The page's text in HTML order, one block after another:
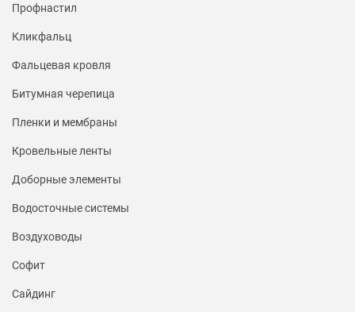
Профнастил
Кликфальц
Фальцевая кровля
Битумная черепица
Пленки и мембраны
Кровельные ленты
Доборные элементы
Водосточные системы
Воздуховоды
Софит
Сайдинг